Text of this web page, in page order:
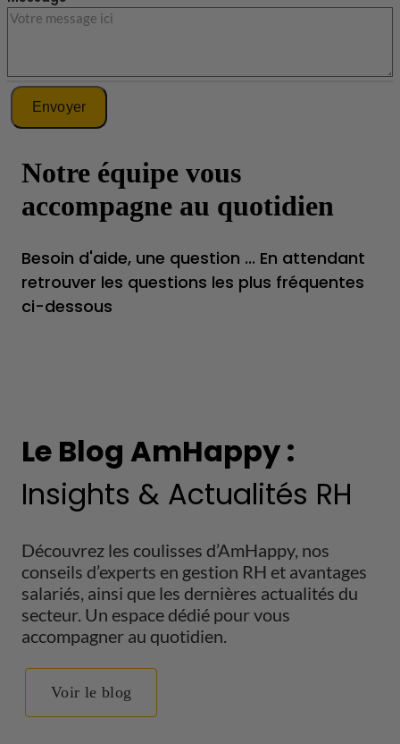
Envoyer
Notre équipe vous
accompagne au quotidien
Besoin d'aide, une question ... En attendant
retrouver les questions les plus fréquentes
ci-dessous
Le Blog AmHappy :
Insights & Actualités RH
Découvrez les coulisses d’AmHappy, nos
conseils d’experts en gestion RH et avantages
salariés, ainsi que les dernières actualités du
secteur. Un espace dédié pour vous
accompagner au quotidien.
Voir le blog